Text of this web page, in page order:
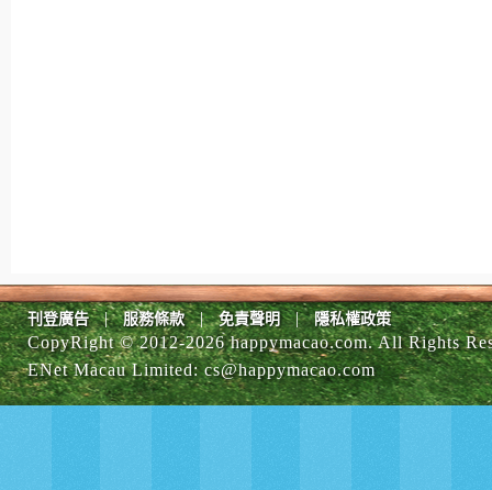
刊登廣告 | 服務條款 | 免責聲明 | 隱私權政策
CopyRight © 2012-2026 happymacao.com. All Rights
ENet Macau Limited:cs@happymacao.com